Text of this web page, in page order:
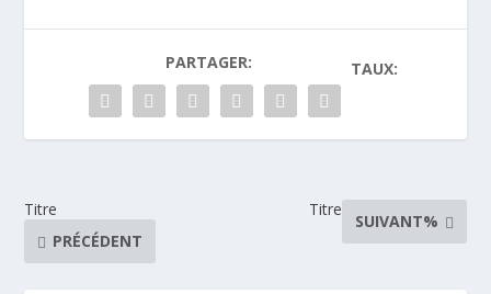
PARTAGER: TAUX:
Titre
PRÉCÉDENT
Titre
SUIVANT%